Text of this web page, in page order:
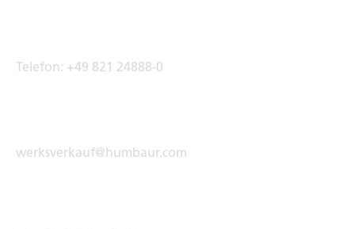
Telefon: +49 821 24888-0
werksverkauf@humbaur.com